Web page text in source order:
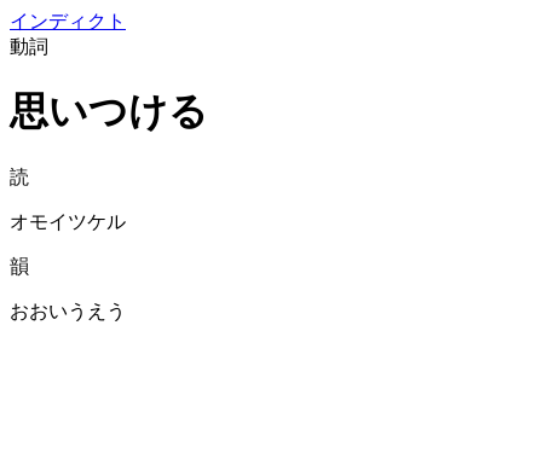
インディクト
動詞
思いつける
読
オモイツケル
韻
おおいうえう